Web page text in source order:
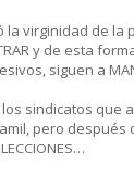
virginidad de la
y de esta
siguen a
sindicatos que
pero después